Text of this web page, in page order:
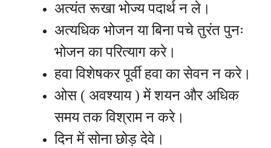
अत्यंत रूखा भोज्य पदार्थ न ले।
अत्यधिक भोजन या बिना पचे तुरंत पुनः
भोजन का परित्याग करे।
हवा विशेषकर पूर्वी हवा का सेवन न करे।
ओस ( अवश्याय ) में शयन और अधिक
समय तक विश्राम न करे।
दिन में सोना छोड़ देवे।